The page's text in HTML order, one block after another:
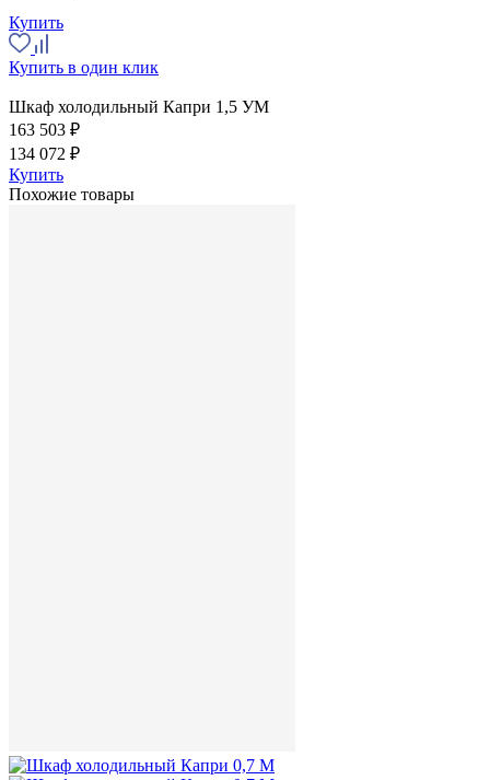
Купить
Купить в один клик
Шкаф холодильный Капри 1,5 УМ
163 503 ₽
134 072 ₽
Купить
Похожие товары